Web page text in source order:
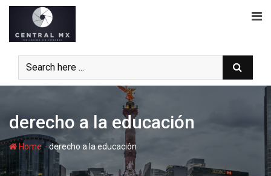
Skip
content
derecho a la educación
Home-derecho a la educación